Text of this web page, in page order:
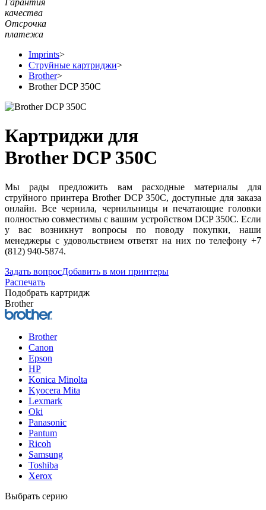
Гарантия
качества
Отсрочка
платежа
Imprints>
Струйные картриджи>
Brother>
Brother DCP 350C
Картриджи для
Brother DCP 350C
Мы рады предложить вам расходные материалы для
струйного принтера Brother DCP 350C, доступные для заказа
онлайн. Все чернила, чернильницы и печатающие головки
полностью совместимы с вашим устройством DCP 350C. Если
у вас возникнут вопросы по поводу покупки, наши
менеджеры с удовольствием ответят на них по телефону +7
(812) 940-5874.
Задать вопросДобавить в мои принтеры
Распечать
Подобрать картридж
Brother
Brother
Canon
Epson
HP
Konica Minolta
Kyocera Mita
Lexmark
Oki
Panasonic
Pantum
Ricoh
Samsung
Toshiba
Xerox
Выбрать серию